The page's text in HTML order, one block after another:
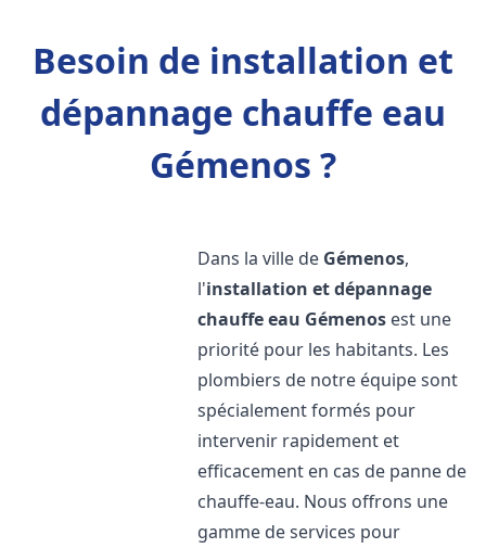
Besoin de installation et
dépannage chauffe eau
Gémenos ?
Dans la ville de Gémenos,
l'installation et dépannage
chauffe eau Gémenos est une
priorité pour les habitants. Les
plombiers de notre équipe sont
spécialement formés pour
intervenir rapidement et
efficacement en cas de panne de
chauffe-eau. Nous offrons une
gamme de services pour